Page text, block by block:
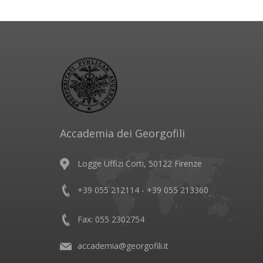
Accademia dei Georgofili
Logge Uffizi Corti, 50122 Firenze
+39 055 212114 - +39 055 213360
Fax: 055 2302754
accademia@georgofili.it